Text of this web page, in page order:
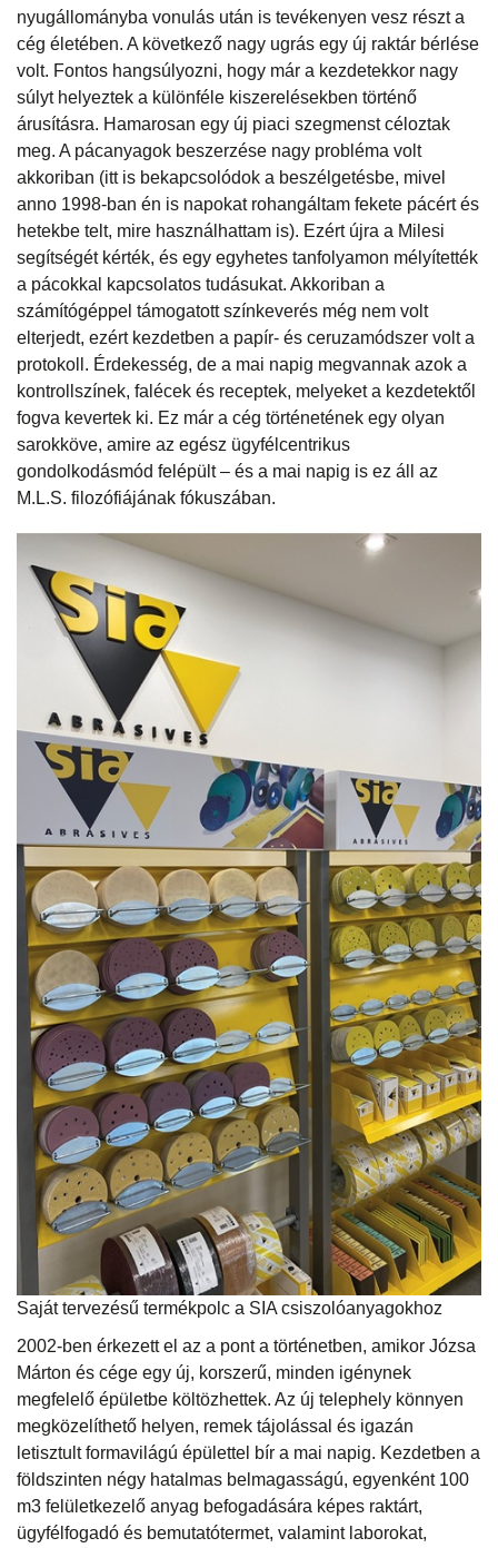
nyugállományba vonulás után is tevékenyen vesz részt a
cég életében. A következő nagy ugrás egy új raktár bérlése
volt. Fontos hangsúlyozni, hogy már a kezdetekkor nagy
súlyt helyeztek a különféle kiszerelésekben történő
árusításra. Hamarosan egy új piaci szegmenst céloztak
meg. A pácanyagok beszerzése nagy probléma volt
akkoriban (itt is bekapcsolódok a beszélgetésbe, mivel
anno 1998-ban én is napokat rohangáltam fekete pácért és
hetekbe telt, mire használhattam is). Ezért újra a Milesi
segítségét kérték, és egy egyhetes tanfolyamon mélyítették
a pácokkal kapcsolatos tudásukat. Akkoriban a
számítógéppel támogatott színkeverés még nem volt
elterjedt, ezért kezdetben a papír- és ceruzamódszer volt a
protokoll. Érdekesség, de a mai napig megvannak azok a
kontrollszínek, falécek és receptek, melyeket a kezdetektől
fogva kevertek ki. Ez már a cég történetének egy olyan
sarokköve, amire az egész ügyfélcentrikus
gondolkodásmód felépült – és a mai napig is ez áll az
M.L.S. filozófiájának fókuszában.
Saját tervezésű termékpolc a SIA csiszolóanyagokhoz
2002-ben érkezett el az a pont a történetben, amikor Józsa
Márton és cége egy új, korszerű, minden igénynek
megfelelő épületbe költözhettek. Az új telephely könnyen
megközelíthető helyen, remek tájolással és igazán
letisztult formavilágú épülettel bír a mai napig. Kezdetben a
földszinten négy hatalmas belmagasságú, egyenként 100
m3 felületkezelő anyag befogadására képes raktárt,
ügyfélfogadó és bemutatótermet, valamint laborokat,